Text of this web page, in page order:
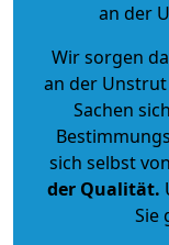
an der
Wir sorgen
an der
Sachen
sich selbst
der Qualität.
Sie